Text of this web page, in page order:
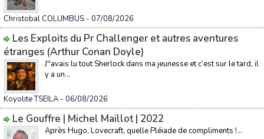
Christobal COLUMBUS - 07/08/2026
Les Exploits du Pr Challenger et autres aventures
étranges (Arthur Conan Doyle)
J''avais lu tout Sherlock dans ma jeunesse et c’est sur le tard, il
y a un...
Koyolite TSEILA - 06/08/2026
Le Gouffre | Michel Maillot | 2022
Après Hugo, Lovecraft, quelle Pléiade de compliments !...